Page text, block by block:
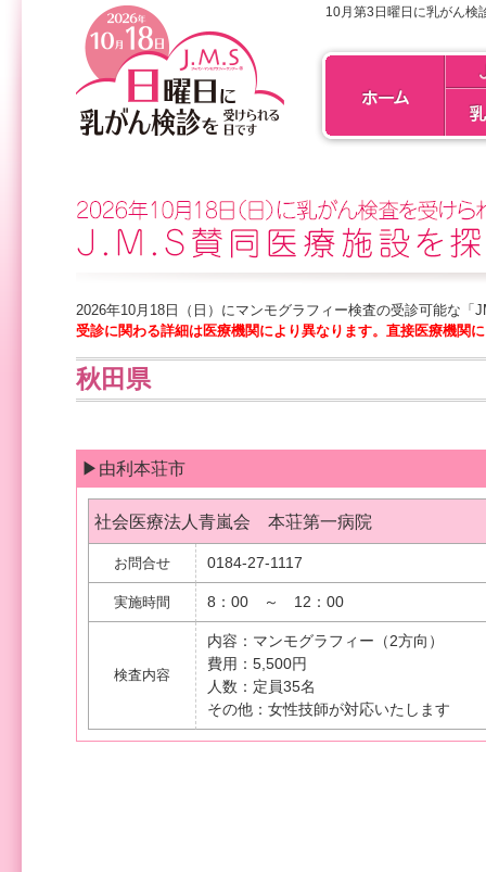
10月第3日曜日に乳がん検
2026年10月18日（日）にマンモグラフィー検査の受診可能な
受診に関わる詳細は医療機関により異なります。直接医療機関
秋田県
▶由利本荘市
社会医療法人青嵐会 本荘第一病院
お問合せ 0184-27-1117
実施時間 8：00 ～ 12：00
検査内容
内容：マンモグラフィー（2方向）
費用：5,500円
人数：定員35名
その他：女性技師が対応いたします